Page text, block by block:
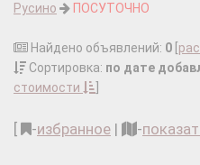
Русино
ПОСУТОЧНО
Найдено объявлений: 0
Сортировка: по дате
стоимости
-избранное | -